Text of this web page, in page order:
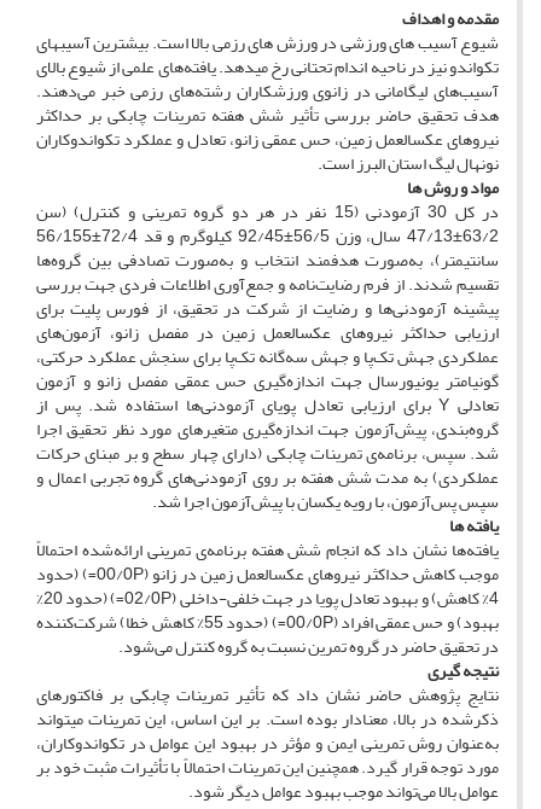
مقدمه و اهداف
شیوع آسیب­ های ورزشی در ورزش ­های رزمی بالا است. بیشترین آسیب­های
تکواندو نیز در ناحیه اندام تحتانی رخ می­دهد. یافته‌های علمی از شیوع بالای
آسیب‌های لیگامانی در زانوی ورزشکاران رشته‌های رزمی خبر می‌دهند.
هدف تحقیق حاضر بررسی تأثیر شش هفته تمرینات چابکی بر حداکثر
نیروهای عکس­العمل زمین، حس عمقی زانو، تعادل و عملکرد تکواندوکاران
نونهال لیگ استان البرز است.
مواد و روش ­ها
در کل 30 آزمودنی (15 نفر در هر دو گروه تمرینی و کنترل) (سن
63/2±47/13 سال، وزن 56/5±92/45 کیلوگرم و قد 72/4±56/155
سانتی­متر)، به‌صورت هدفمند انتخاب و به‌صورت تصادفی بین گروه‌ها
تقسیم شدند. از فرم رضایت‌نامه و جمع‌آوری اطلاعات فردی جهت بررسی
پیشینه آزمودنی‌ها و رضایت از شرکت در تحقیق، از فورس پلیت برای
ارزیابی حداکثر نیروهای عکس­العمل زمین در مفصل زانو، آزمون‌های
عملکردی جهش تک‌پا و جهش سه‌گانه تک‌پا برای سنجش عملکرد حرکتی،
گونیامتر یونیورسال جهت اندازه‌گیری حس عمقی مفصل زانو و آزمون
تعادلی Y برای ارزیابی تعادل پویای آزمودنی‌ها استفاده شد. پس از
گروه‌بندی، پیش‌آزمون جهت اندازه‌گیری متغیرهای مورد نظر تحقیق اجرا
شد. سپس، برنامه‌ی تمرینات چابکی (دارای چهار سطح و بر مبنای حرکات
عملکردی) به مدت شش هفته بر روی آزمودنی‌های گروه تجربی اعمال و
سپس پس‌آزمون، با رویه یکسان با پیش‌آزمون اجرا شد.
یافته ­ها
یافته‌ها نشان داد که انجام شش هفته برنامه‌ی تمرینی ارائه‌شده احتمالاً
موجب کاهش حداکثر نیروهای عکس­العمل زمین در زانو (00/0P=) (حدود
4% کاهش) و بهبود تعادل پویا در جهت خلفی-داخلی (02/0P=) (حدود 20%
بهبود) و حس عمقی افراد (00/0P=) (حدود 55% کاهش خطا) شرکت‌کننده
در تحقیق حاضر در گروه تمرین نسبت به گروه کنترل می‌شود.
نتیجه­ گیری
نتایج پژوهش حاضر نشان داد که تأثیر تمرینات چابکی بر فاکتورهای
ذکرشده در بالا، معنادار بوده است. بر این اساس، این تمرینات می­تواند
به‌عنوان روش تمرینی ایمن و مؤثر در بهبود این عوامل در تکواندوکاران،
مورد توجه قرار گیرد. همچنین این تمرینات احتمالاً با تأثیرات مثبت خود بر
عوامل بالا می‌تواند موجب بهبود عوامل دیگر شود.